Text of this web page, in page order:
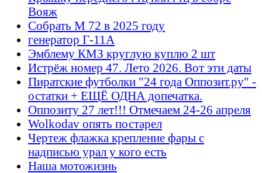
Вояж
Собрать М 72 в 2025 году
генератор Г-11А
Эмблему КМЗ круглую куплю 2 шт
Истрёж номер 47. Лето 2026. Вот эти даты
Пиратские футболки "24 года Оппозит.ру" -
остатки + ЕЩЁ ОДНА допечатка.
Оппозиту 27 лет!!! Отмечаем 24-26 апреля
Wolkodav опять постарел
Чертеж флажка крепление фары с
надписью урал у кого есть
Наша мотожизнь